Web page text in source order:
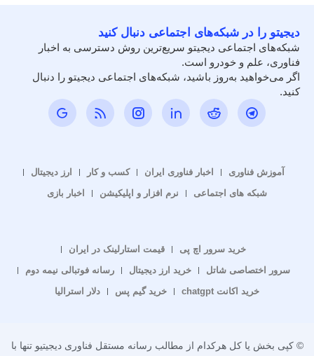
دیجیتو را در شبکه‌های اجتماعی دنبال کنید
شبکه‌های اجتماعی دیجیتو سریع‌ترین روش دسترسی به اخبار
فناوری، علم و خودرو است.
اگر می‌خواهید به‌روز باشید، شبکه‌های اجتماعی دیجیتو را دنبال
کنید.
آموزش فناوری اخبار فناوری ایران کسب و کار
ارز دیجیتال
شبکه های اجتماعی
نرم افزار و اپلیکیشن اخبار بازی
خرید سرور اچ پی
قیمت استارلینک در ایران
سرور اختصاصی شاتل
خرید ارز دیجیتال
رسانه فوتبالی نیمه دوم
خرید اکانت chatgpt
خرید گیم پس دلار استرالیا
© کپی بخش یا کل هرکدام از مطالب رسانه مستقل فناوری دیجیتیو تنها با